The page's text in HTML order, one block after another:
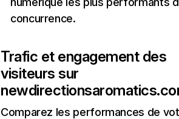
concurrence.
Trafic et engagement des
visiteurs sur
Comparez les performances de